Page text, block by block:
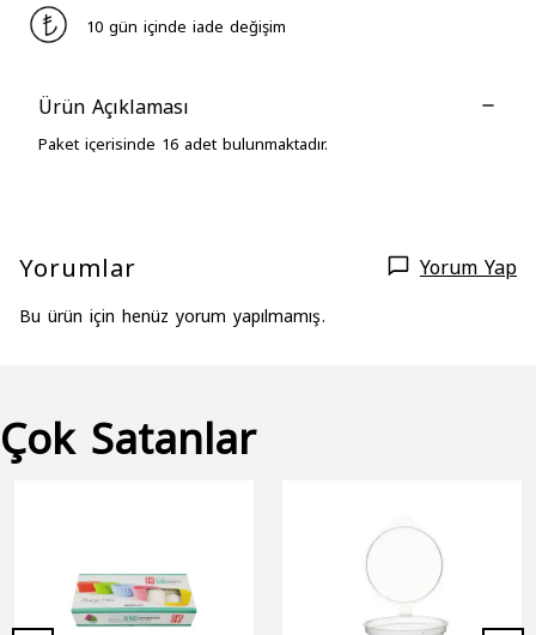
10 gün içinde iade değişim
Ürün Açıklaması
Paket içerisinde 16 adet bulunmaktadır.
Yorumlar Yorum Yap
Bu ürün için henüz yorum yapılmamış.
Çok Satanlar